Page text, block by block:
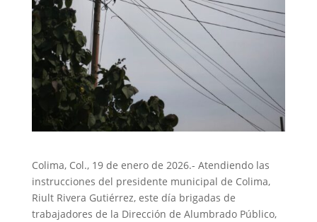
Colima, Col., 19 de enero de 2026.- Atendiendo las
instrucciones del presidente municipal de Colima,
Riult Rivera Gutiérrez, este día brigadas de
trabajadores de la Dirección de Alumbrado Público,